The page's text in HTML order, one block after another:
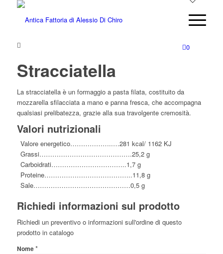
0
Stracciatella
La stracciatella è un formaggio a pasta filata, costituito da
mozzarella sfilacciata a mano e panna fresca, che accompagna
qualsiasi prelibatezza, grazie alla sua travolgente cremosità.
Valori nutrizionali
Valore energetico………………..…281 kcal/ 1162 KJ
Grassi…………………………………….25,2 g
Carboidrati……………………………..1,7 g
Proteine…………………………………..11,8 g
Sale………………………………………0,5 g
Richiedi informazioni sul prodotto
Richiedi un preventivo o informazioni sull'ordine di questo
prodotto in catalogo
Nome*